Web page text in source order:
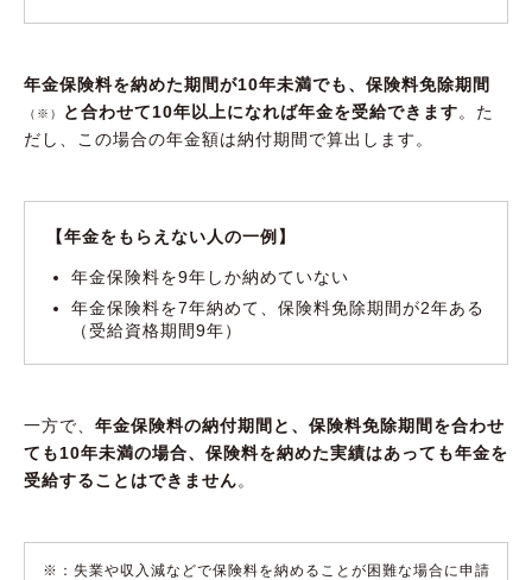
年金保険料を納めた期間が10年未満でも、保険料免除期間
（※） と合わせて10年以上になれば年金を受給できます。た
だし、この場合の年金額は納付期間で算出します。
【年金をもらえない人の一例】
年金保険料を9年しか納めていない
年金保険料を7年納めて、保険料免除期間が2年ある
（受給資格期間9年）
一方で、 年金保険料の納付期間と、保険料免除期間を合わせ
ても10年未満の場合、保険料を納めた実績はあっても年金を
受給することはできません。
※：失業や収入減などで保険料を納めることが困難な場合に申請